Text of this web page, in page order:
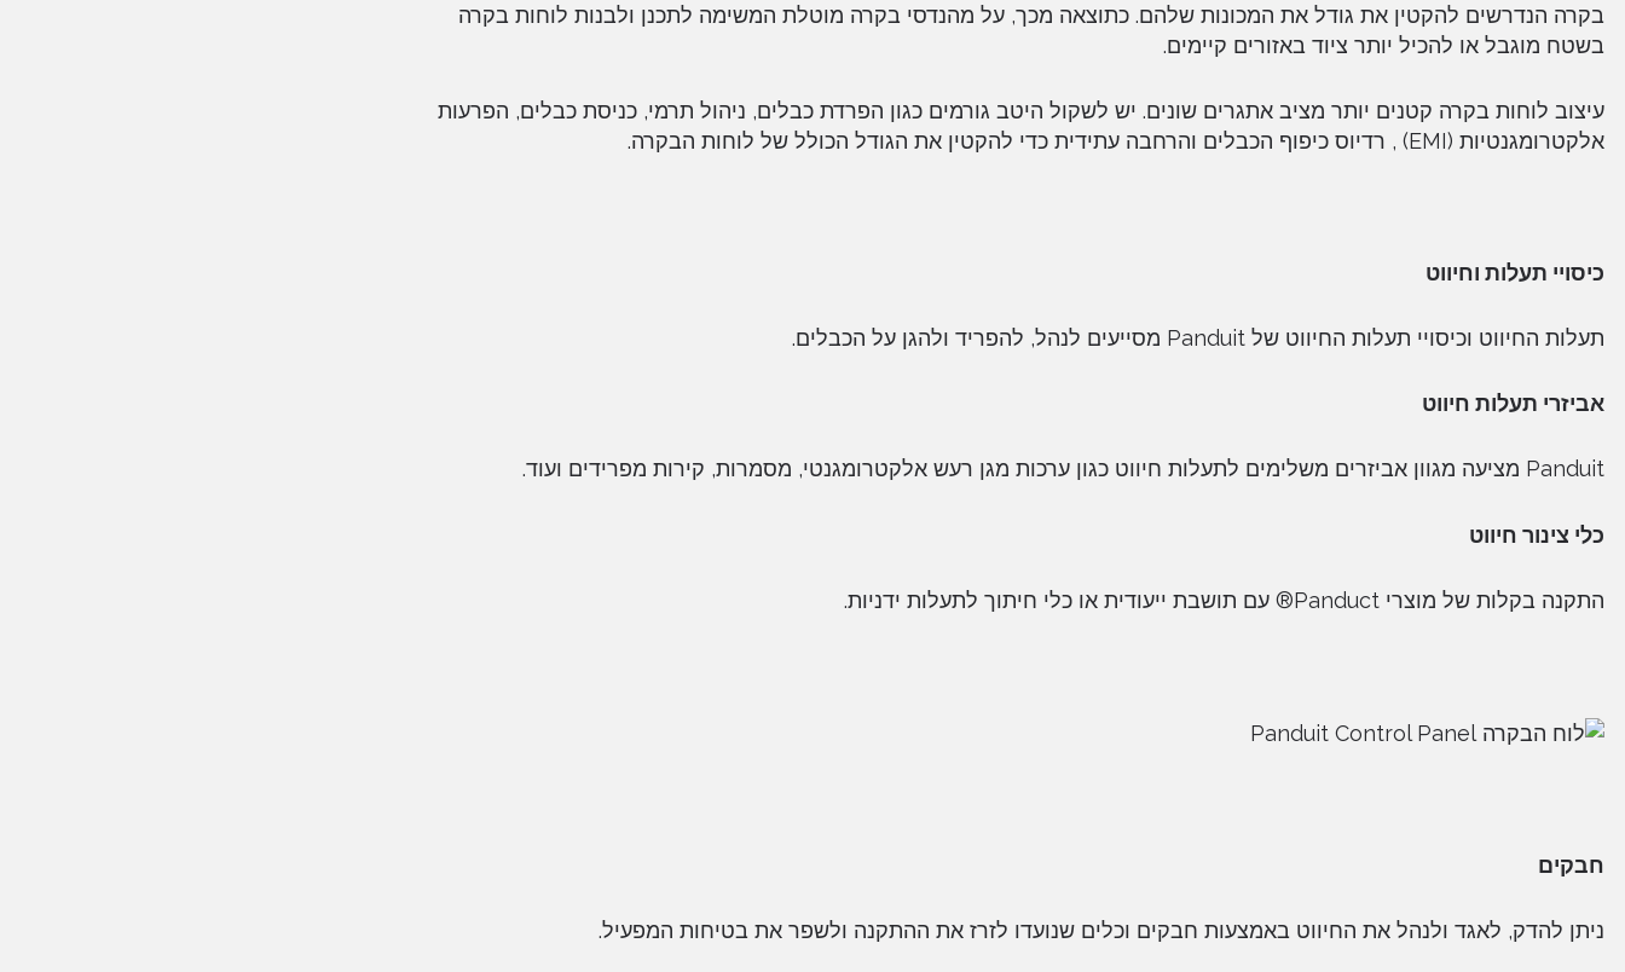
בקרה הנדרשים להקטין את גודל את המכונות שלהם. כתוצאה מכך, על מהנדסי בקרה מוטלת המשימה לתכנן ולבנות לוחות בקרה
בשטח מוגבל או להכיל יותר ציוד באזורים קיימים.
עיצוב לוחות בקרה קטנים יותר מציב אתגרים שונים. יש לשקול היטב גורמים כגון הפרדת כבלים, ניהול תרמי, כניסת כבלים, הפרעות
אלקטרומגנטיות (EMI) , רדיוס כיפוף הכבלים והרחבה עתידית כדי להקטין את הגודל הכולל של לוחות הבקרה.
כיסויי תעלות וחיווט
תעלות החיווט וכיסויי תעלות החיווט של Panduit מסייעים לנהל, להפריד ולהגן על הכבלים.
אביזרי תעלות חיווט
Panduit מציעה מגוון אביזרים משלימים לתעלות חיווט כגון ערכות מגן רעש אלקטרומגנטי, מסמרות, קירות מפרידים ועוד.
כלי צינור חיווט
התקנה בקלות של מוצרי Panduct® עם תושבת ייעודית או כלי חיתוך לתעלות ידניות.
חבקים
ניתן להדק, לאגד ולנהל את החיווט באמצעות חבקים וכלים שנועדו לזרז את ההתקנה ולשפר את בטיחות המפעיל.